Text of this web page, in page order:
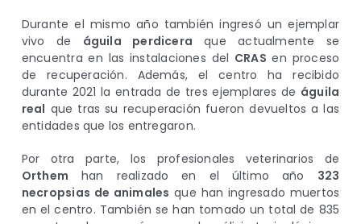
Durante el mismo año también ingresó un ejemplar
vivo de águila perdicera que actualmente se
encuentra en las instalaciones del CRAS en proceso
de recuperación. Además, el centro ha recibido
durante 2021 la entrada de tres ejemplares de águila
real que tras su recuperación fueron devueltos a las
entidades que los entregaron.
Por otra parte, los profesionales veterinarios de
Orthem han realizado en el último año 323
necropsias de animales que han ingresado muertos
en el centro. También se han tomado un total de 835